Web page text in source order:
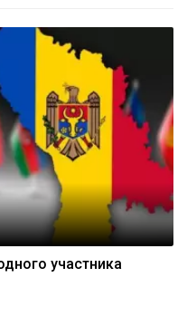
участника